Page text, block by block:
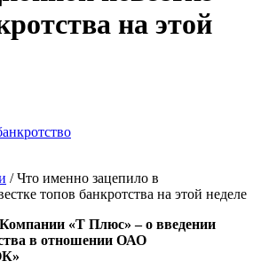
на этой
/Что именно зацепило в
топов банкротства на этой неделе
«Т Плюс» – о введении
в отношении ОАО